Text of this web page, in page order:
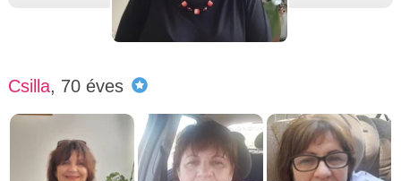
Csilla, 70 éves